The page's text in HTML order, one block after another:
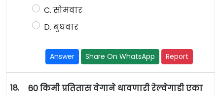
C. सोमवार
D. बुधवार
Answer Share On WhatsApp Report
18.
60 किमी प्रतितास वेगाने धावणारी रेल्वेगाडी एका